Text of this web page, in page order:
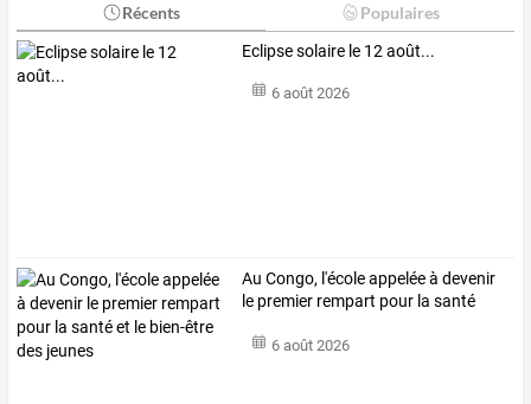
Récents Populaires
Eclipse solaire le 12 août...
6 août 2026
Au Congo, l'écoleappeléeà devenir
le premier rempart pour la santé
6 août 2026